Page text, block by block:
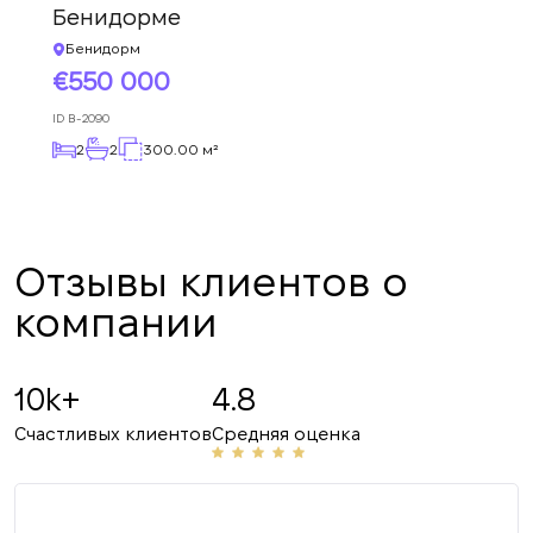
Бенидорме
Бенидорм
550 000
ID B-2090
2 2 300.00 м²
Отзывы клиентов о
компании
10k+
Счастливых клиентов
4.8
Средняя оценка